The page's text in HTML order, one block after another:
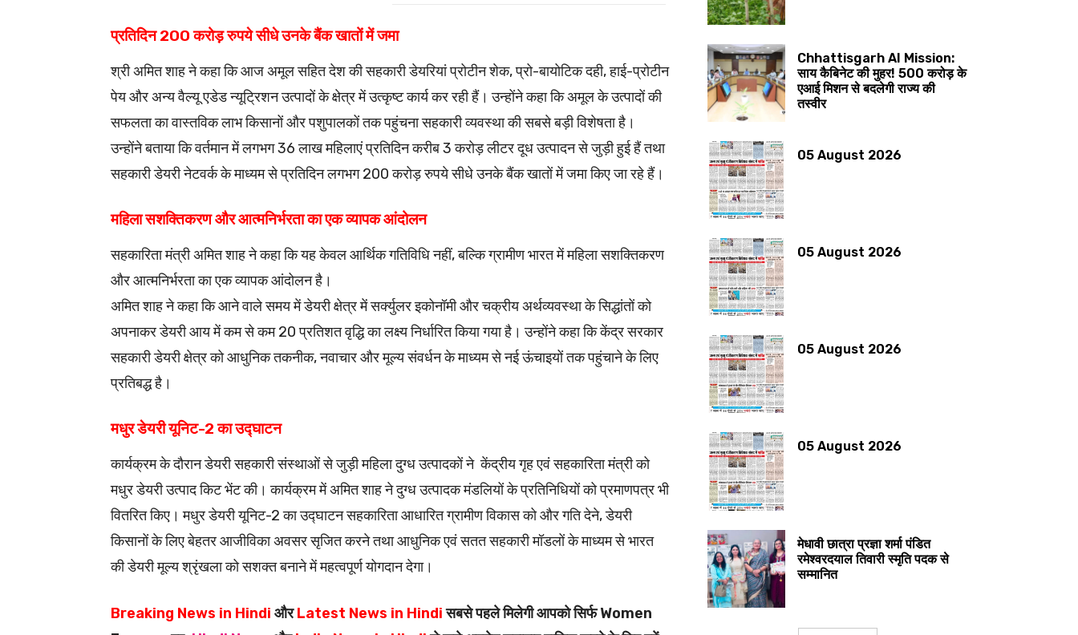
प्रतिदिन 200 करोड़ रुपये सीधे उनके बैंक खातों में जमा
श्री अमित शाह ने कहा कि आज अमूल सहित देश की सहकारी डेयरियां प्रोटीन शेक, प्रो-बायोटिक दही, हाई-प्रोटीन
पेय और अन्य वैल्यू एडेड न्यूट्रिशन उत्पादों के क्षेत्र में उत्कृष्ट कार्य कर रही हैं। उन्होंने कहा कि अमूल के उत्पादों की
सफलता का वास्तविक लाभ किसानों और पशुपालकों तक पहुंचना सहकारी व्यवस्था की सबसे बड़ी विशेषता है।
उन्होंने बताया कि वर्तमान में लगभग 36 लाख महिलाएं प्रतिदिन करीब 3 करोड़ लीटर दूध उत्पादन से जुड़ी हुई हैं तथा
सहकारी डेयरी नेटवर्क के माध्यम से प्रतिदिन लगभग 200 करोड़ रुपये सीधे उनके बैंक खातों में जमा किए जा रहे हैं।
महिला सशक्तिकरण और आत्मनिर्भरता का एक व्यापक आंदोलन
सहकारिता मंत्री अमित शाह ने कहा कि यह केवल आर्थिक गतिविधि नहीं, बल्कि ग्रामीण भारत में महिला सशक्तिकरण
और आत्मनिर्भरता का एक व्यापक आंदोलन है।
अमित शाह ने कहा कि आने वाले समय में डेयरी क्षेत्र में सर्क्युलर इकोनॉमी और चक्रीय अर्थव्यवस्था के सिद्धांतों को
अपनाकर डेयरी आय में कम से कम 20 प्रतिशत वृद्धि का लक्ष्य निर्धारित किया गया है। उन्होंने कहा कि केंद्र सरकार
सहकारी डेयरी क्षेत्र को आधुनिक तकनीक, नवाचार और मूल्य संवर्धन के माध्यम से नई ऊंचाइयों तक पहुंचाने के लिए
प्रतिबद्ध है।
मधुर डेयरी यूनिट-2 का उद्घाटन
कार्यक्रम के दौरान डेयरी सहकारी संस्थाओं से जुड़ी महिला दुग्ध उत्पादकों ने केंद्रीय गृह एवं सहकारिता मंत्री को
मधुर डेयरी उत्पाद किट भेंट की। कार्यक्रम में अमित शाह ने दुग्ध उत्पादक मंडलियों के प्रतिनिधियों को प्रमाणपत्र भी
वितरित किए। मधुर डेयरी यूनिट-2 का उद्घाटन सहकारिता आधारित ग्रामीण विकास को और गति देने, डेयरी
किसानों के लिए बेहतर आजीविका अवसर सृजित करने तथा आधुनिक एवं सतत सहकारी मॉडलों के माध्यम से भारत
की डेयरी मूल्य श्रृंखला को सशक्त बनाने में महत्वपूर्ण योगदान देगा।
Breaking News in Hindi औरLatest News in Hindiसबसे पहले मिलेगी आपको सिर्फ Women
Chhattisgarh AI Mission:
साय कैबिनेट की मुहर! 500 करोड़ के
एआई मिशन से बदलेगी राज्य की
तस्वीर
05 August 2026
05 August 2026
05 August 2026
05 August 2026
मेधावी छात्रा प्रज्ञा शर्मा पंडित
रमेश्वरदयाल तिवारी स्मृति पदक से
सम्मानित